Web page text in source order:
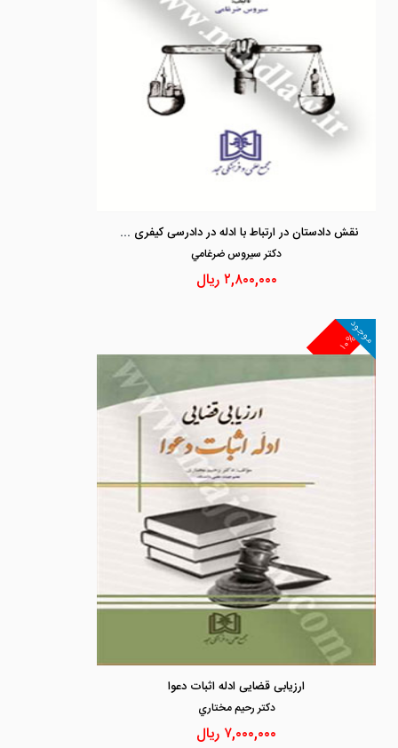
نقش دادستان در ارتباط با ادله در دادرسی کیفری «مطالعه تطبیقی در حقوق ایران و آمریکا»
دكتر سيروس ضرغامي
۲,۸۰۰,۰۰۰ریال
۱۰%
موجود
ارزیابی قضایی ادله اثبات دعوا
دكتر رحيم مختاري
۷,۰۰۰,۰۰۰ ریال